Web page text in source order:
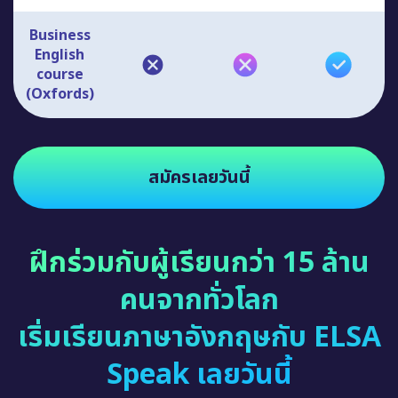
Business
English
course
(Oxfords)
สมัครเลยวันนี้
ฝึกร่วมกับผู้เรียนกว่า 15 ล้าน
คนจากทั่วโลก
เริ่มเรียนภาษาอังกฤษกับ ELSA
Speak เลยวันนี้